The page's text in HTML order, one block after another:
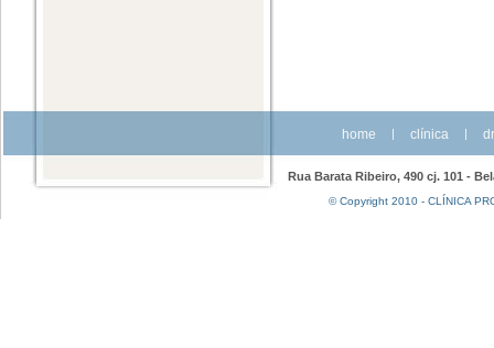
home | clínica |
Rua Barata Ribeiro, 490 cj. 101 -
© Copyright 2010 - CLÍNICA